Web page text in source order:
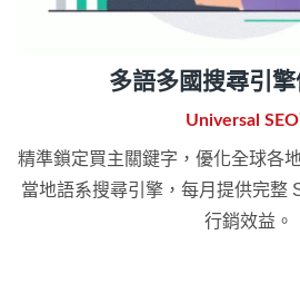
多語多國搜尋引
Universal
精準鎖定買主關鍵字，優化全球各
當地語系搜尋引擎，每月提供完整
行銷效益。